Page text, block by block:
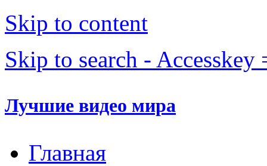
Skip to content
Skip to search - Accesskey
Лучшие видео мира
Главная